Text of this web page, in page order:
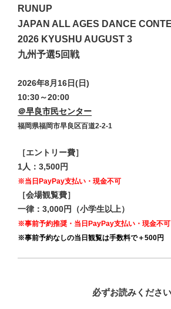
RUNUP
JAPAN ALL AGES DANCE
2026 KYUSHU AUGUST 3
九州予選5回戦
2026年8月16日(日)
10:30～20:00
＠早良市民センター
福岡県福岡市早良区百道2-2-1
［エントリー費］
1人：3,500円
※当日PayPay支払い・現金不可
［会場観覧費］
一律：3,000円（小学生以上）
※事前予約推奨・当日PayPay支払い・現金不可
※事前予約なしの当日観覧は手数料で＋500円
必ずお読みください